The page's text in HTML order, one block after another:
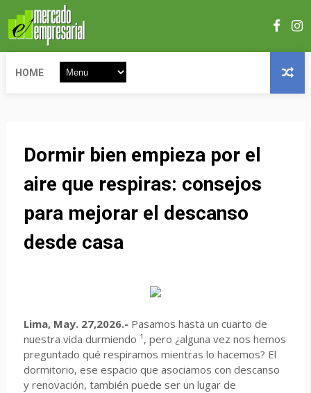
HOME
Dormir bien empieza por el
aire que respiras: consejos
para mejorar el descanso
desde casa
Lima, May. 27,2026.- Pasamos hasta un cuarto de
nuestra vida durmiendo ¹, pero ¿alguna vez nos hemos
preguntado qué respiramos mientras lo hacemos? El
dormitorio, ese espacio que asociamos con descanso
y renovación, también puede ser un lugar de